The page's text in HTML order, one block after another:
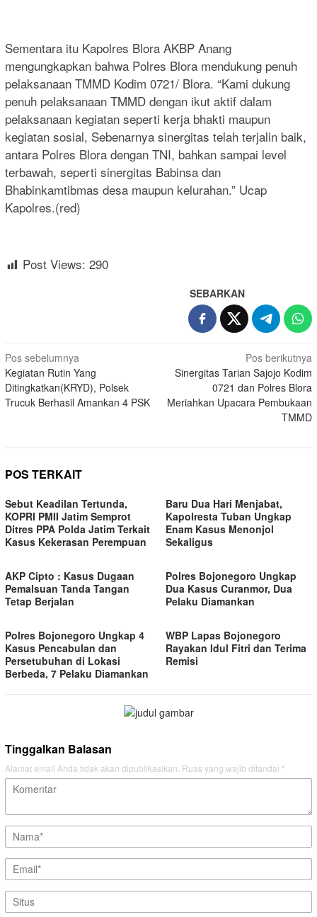
Sementara itu Kapolres Blora AKBP Anang
mengungkapkan bahwa Polres Blora mendukung penuh
pelaksanaan TMMD Kodim 0721/ Blora. “Kami dukung
penuh pelaksanaan TMMD dengan ikut aktif dalam
pelaksanaan kegiatan seperti kerja bhakti maupun
kegiatan sosial, Sebenarnya sinergitas telah terjalin baik,
antara Polres Blora dengan TNI, bahkan sampai level
terbawah, seperti sinergitas Babinsa dan
Bhabinkamtibmas desa maupun kelurahan.” Ucap
Kapolres.(red)
Post Views: 290
SEBARKAN
Navigasi
pos
Pos sebelumnya
Kegiatan Rutin Yang
Ditingkatkan(KRYD), Polsek
Trucuk Berhasil Amankan 4 PSK
Pos berikutnya
Sinergitas Tarian Sajojo Kodim
0721 dan Polres Blora
Meriahkan Upacara Pembukaan
TMMD
POS TERKAIT
Sebut Keadilan Tertunda,
KOPRI PMII Jatim Semprot
Ditres PPA Polda Jatim Terkait
Kasus Kekerasan Perempuan
Baru Dua Hari Menjabat,
Kapolresta Tuban Ungkap
Enam Kasus Menonjol
Sekaligus
AKP Cipto : Kasus Dugaan
Pemalsuan Tanda Tangan
Tetap Berjalan
Polres Bojonegoro Ungkap
Dua Kasus Curanmor, Dua
Pelaku Diamankan
Polres Bojonegoro Ungkap 4
Kasus Pencabulan dan
Persetubuhan di Lokasi
Berbeda, 7 Pelaku Diamankan
WBP Lapas Bojonegoro
Rayakan Idul Fitri dan Terima
Remisi
Tinggalkan Balasan
Alamat email Anda tidak akan dipublikasikan. Ruas yang wajib ditandai *